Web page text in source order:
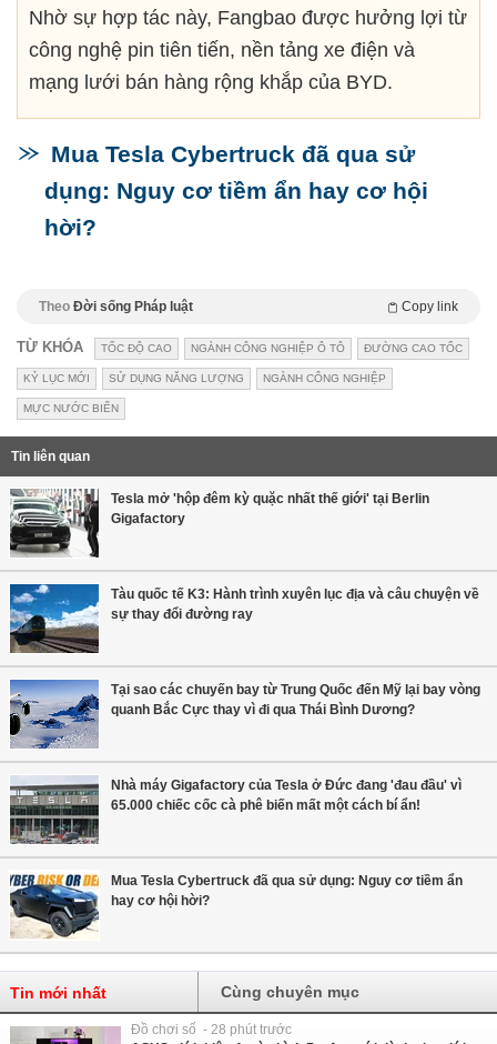
Nhờ sự hợp tác này, Fangbao được hưởng lợi từ
công nghệ pin tiên tiến, nền tảng xe điện và
mạng lưới bán hàng rộng khắp của BYD.
Mua Tesla Cybertruck đã qua sử
dụng: Nguy cơ tiềm ẩn hay cơ hội
hời?
Theo Đời sống Pháp luật Copy link
TỪ KHÓA TỐC ĐỘ CAO NGÀNH CÔNG NGHIỆP Ô TÔ ĐƯỜNG CAO TỐC
KỶ LỤC MỚI SỬ DỤNG NĂNG LƯỢNG NGÀNH CÔNG NGHIỆP
MỰC NƯỚC BIỂN
Tin liên quan
Tesla mở 'hộp đêm kỳ quặc nhất thế giới' tại Berlin
Gigafactory
Tàu quốc tế K3: Hành trình xuyên lục địa và câu chuyện về
sự thay đổi đường ray
Tại sao các chuyến bay từ Trung Quốc đến Mỹ lại bay vòng
quanh Bắc Cực thay vì đi qua Thái Bình Dương?
Nhà máy Gigafactory của Tesla ở Đức đang 'đau đầu' vì
65.000 chiếc cốc cà phê biến mất một cách bí ẩn!
Mua Tesla Cybertruck đã qua sử dụng: Nguy cơ tiềm ẩn
hay cơ hội hời?
Tin mới nhất Cùng chuyên mục
Đồ chơi số - 28 phút trước